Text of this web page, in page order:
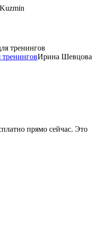
Ирина Шевцова
прямо сейчас. Это